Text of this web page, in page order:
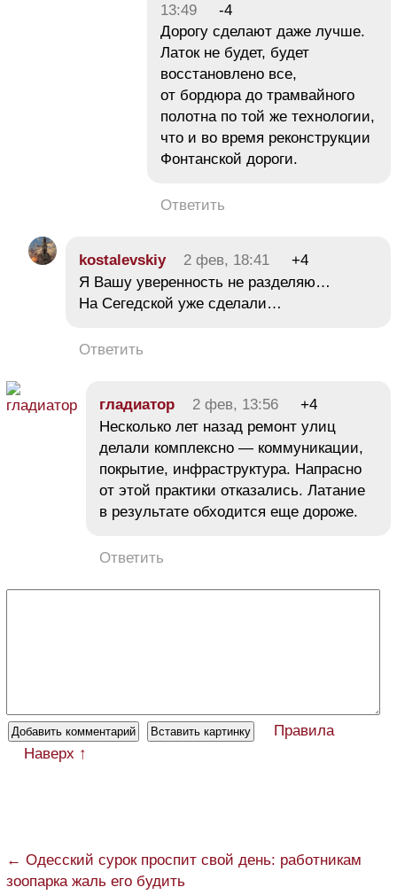
13:49
-4
Дорогу сделают даже лучше.
Латок не будет, будет
восстановлено все,
от бордюра до трамвайного
полотна по той же технологии,
что и во время реконструкции
Фонтанской дороги.
Ответить
kostalevskiy 2 фев, 18:41
+4
Я Вашу уверенность не разделяю…
На Сегедской уже сделали…
Ответить
гладиатор 2 фев, 13:56
+4
Несколько лет назад ремонт улиц
делали комплексно — коммуникации,
покрытие, инфраструктура. Напрасно
от этой практики отказались. Латание
в результате обходится еще дороже.
Ответить
Правила
Наверх ↑
← Одесский сурок проспит свой день: работникам
зоопарка жаль его будить